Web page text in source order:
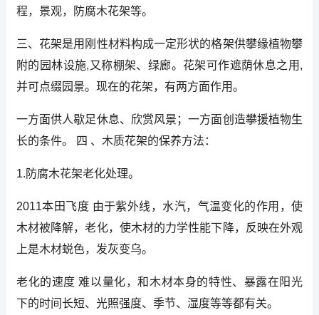
程，景观，防腐木花架等。
三、花架是用刚性材料构成一定形状的格架供攀缘植物攀
附的园林设施,又称棚架、绿廊。花架可作遮荫休息之用,
并可点缀园景。现在的花架，有两方面作用。
一方面供人歇足休息、欣赏风景；一方面创造攀援植物生
长的条件。 四 、木质花架的保养方法：
1.防腐木花架老化处理。
2011本田飞度 由于紫外线，水汽，气温变化的作用，使
木材被降解，老化，使木材的力学性能下降，反映在外观
上是木材蜕色，发灰变乌。
老化的速度 难以量化，和木材本身的特性、暴露在阳光
下的时间长短、光照强度、季节、湿度等等都有关。